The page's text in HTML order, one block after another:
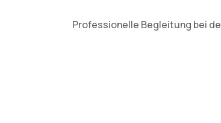
Professionelle Begleitung bei